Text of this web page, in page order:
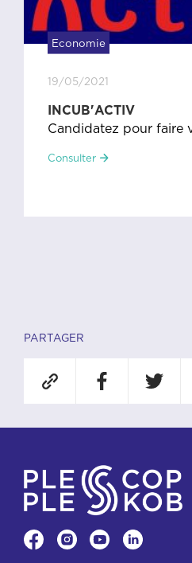
19/05/2021
Economie
INCUB'ACTIV
Candidatez pour faire
Consulter
PARTAGER